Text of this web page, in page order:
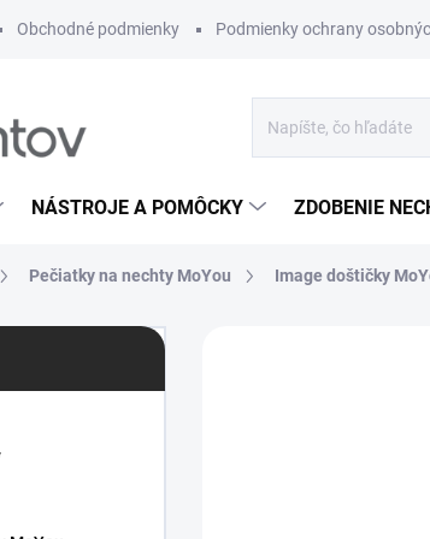
Obchodné podmienky Podmienky ochrany
NÁSTROJE A POMÔCKY ZDOBENIE
Pečiatky na nechty MoYou Image doštičky